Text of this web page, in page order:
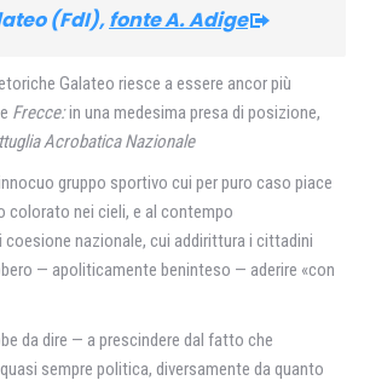
(FdI),fonte A. Adige
Galateo riesce a essere ancor più
Frecce:in una medesima presa di posizione,
Acrobatica Nazionale
gruppo sportivo cui per puro caso piace
colorato nei cieli, e al contempo
nazionale, cui addirittura i cittadini
— apoliticamente beninteso — aderire «con
da dire — a prescindere dal fatto che
sempre politica, diversamente da quanto